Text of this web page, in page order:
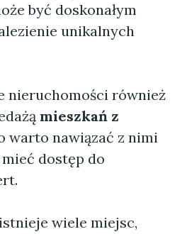
być doskonałym
unikalnych
nieruchomości również
mieszkań z
warto nawiązać z nimi
dostęp do
wiele miejsc,